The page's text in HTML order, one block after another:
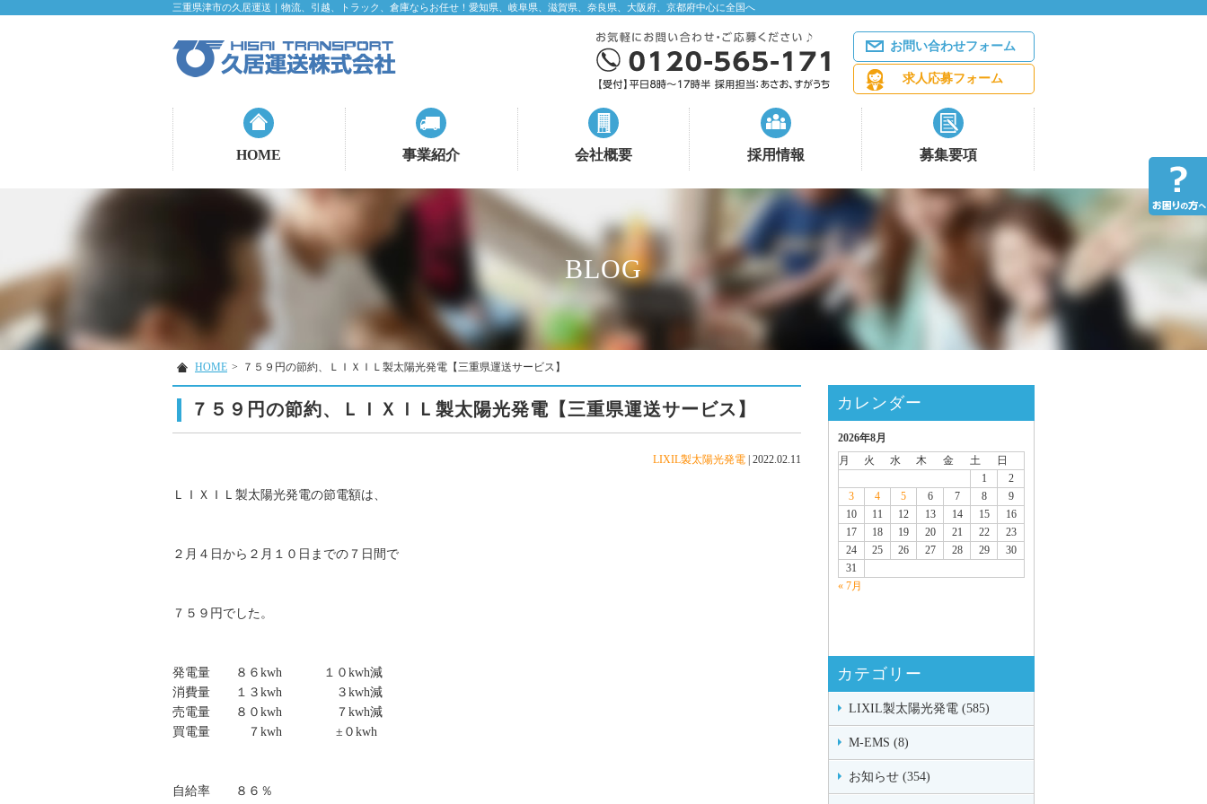
三重県津市の久居運送｜物流、引越、トラック、倉庫ならお任せ！愛知県、岐阜県、滋賀県、奈良県、大阪府、京都府中心に全国へ
お問い合わせフォーム
求人応募フォーム
HOME 事業紹介 会社概要 採用情報 募集要項
BLOG
HOME > ７５９円の節約、ＬＩＸＩＬ製太陽光発電【三重県運送サービス】
７５９円の節約、ＬＩＸＩＬ製太陽光発電【三重県運送サービス】
LIXIL製太陽光発電 2022.02.11
ＬＩＸＩＬ製太陽光発電の節電額は、
２月４日から２月１０日までの７日間で
７５９円でした。
発電量 ８６kwh １０kwh減
消費量 １３kwh ３kwh減
売電量 ８０kwh ７kwh減
買電量 ７kwh ±０kwh
自給率 ８６％
カレンダー
2026年8月
月
火 水 木 金 土
日
1
2
3
4 5 6 7 8
9
10
11 12 13 14 15
16
17
18 19 20 21 22
23
24
25 26 27 28 29
30
31
« 7月
カテゴリー
LIXIL製太陽光発電 (585)
M-EMS (8)
お知らせ (354)